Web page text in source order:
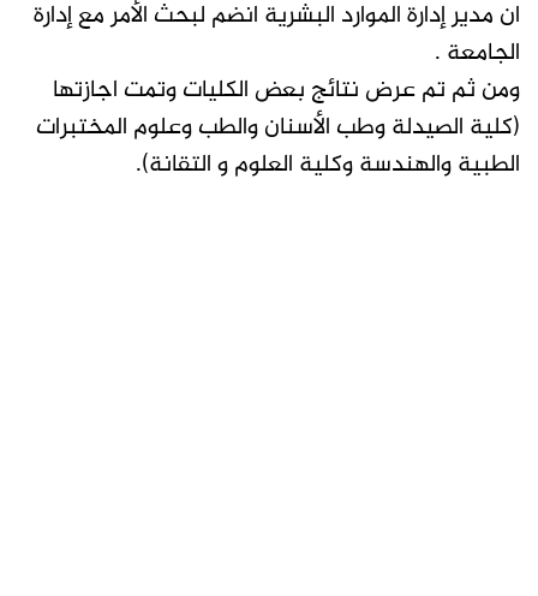
ان مدير إدارة الموارد البشرية انضم لبحث الأمر مع إدارة
الجامعة .
ومن ثم تم عرض نتائج بعض الكليات وتمت اجازتها
(كلية الصيدلة وطب الأسنان والطب وعلوم المختبرات
الطبية والهندسة وكلية العلوم و التقانة).